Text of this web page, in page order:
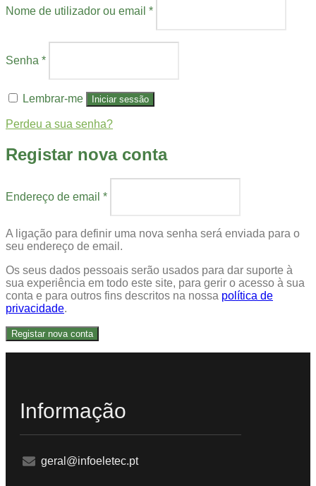
Nome de utilizador ou email *
Senha *
Lembrar-me Iniciar sessão
Perdeu a sua senha?
Registar nova conta
Endereço de email *
A ligação para definir uma nova senha será enviada para o
seu endereço de email.
Os seus dados pessoais serão usados para dar suporte à
sua experiência em todo este site, para gerir o acesso à sua
conta e para outros fins descritos na nossa política de
privacidade.
Registar nova conta
Informação
geral@infoeletec.pt